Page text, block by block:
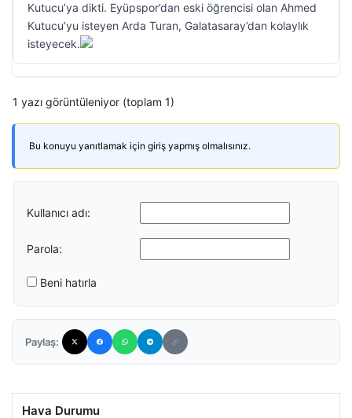
Kutucu’ya dikti. Eyüpspor’dan eski öğrencisi olan Ahmed
Kutucu’yu isteyen Arda Turan, Galatasaray’dan kolaylık
isteyecek.
1 yazı görüntüleniyor (toplam 1)
Bu konuyu yanıtlamak için giriş yapmış olmalısınız.
Kullanıcı adı:
Parola:
Beni hatırla
Paylaş:
Hava Durumu